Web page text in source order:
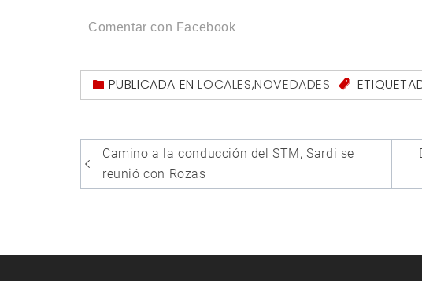
Comentar con Facebook
PUBLICADA ENLOCALES,NOVEDADES
Navegación
de
Camino a la conducción del STM, Sardi se
reunió con Rozas